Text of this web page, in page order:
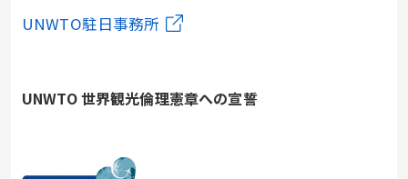
UNWTO駐日事務所
UNWTO 世界観光倫理憲章への宣誓